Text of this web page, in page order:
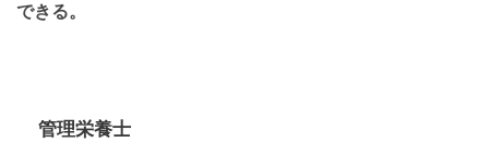
できる。
管理栄養士